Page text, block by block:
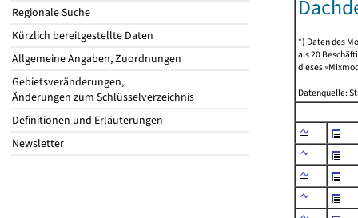
Regionale Suche
Kürzlich bereitgestellte Daten
Allgemeine Angaben, Zuordnungen
Gebietsveränderungen,
Änderungen zum Schlüsselverzeichnis
Definitionen und Erläuterungen
Newsletter
*) Daten des
als 20
dieses
Datenquelle: